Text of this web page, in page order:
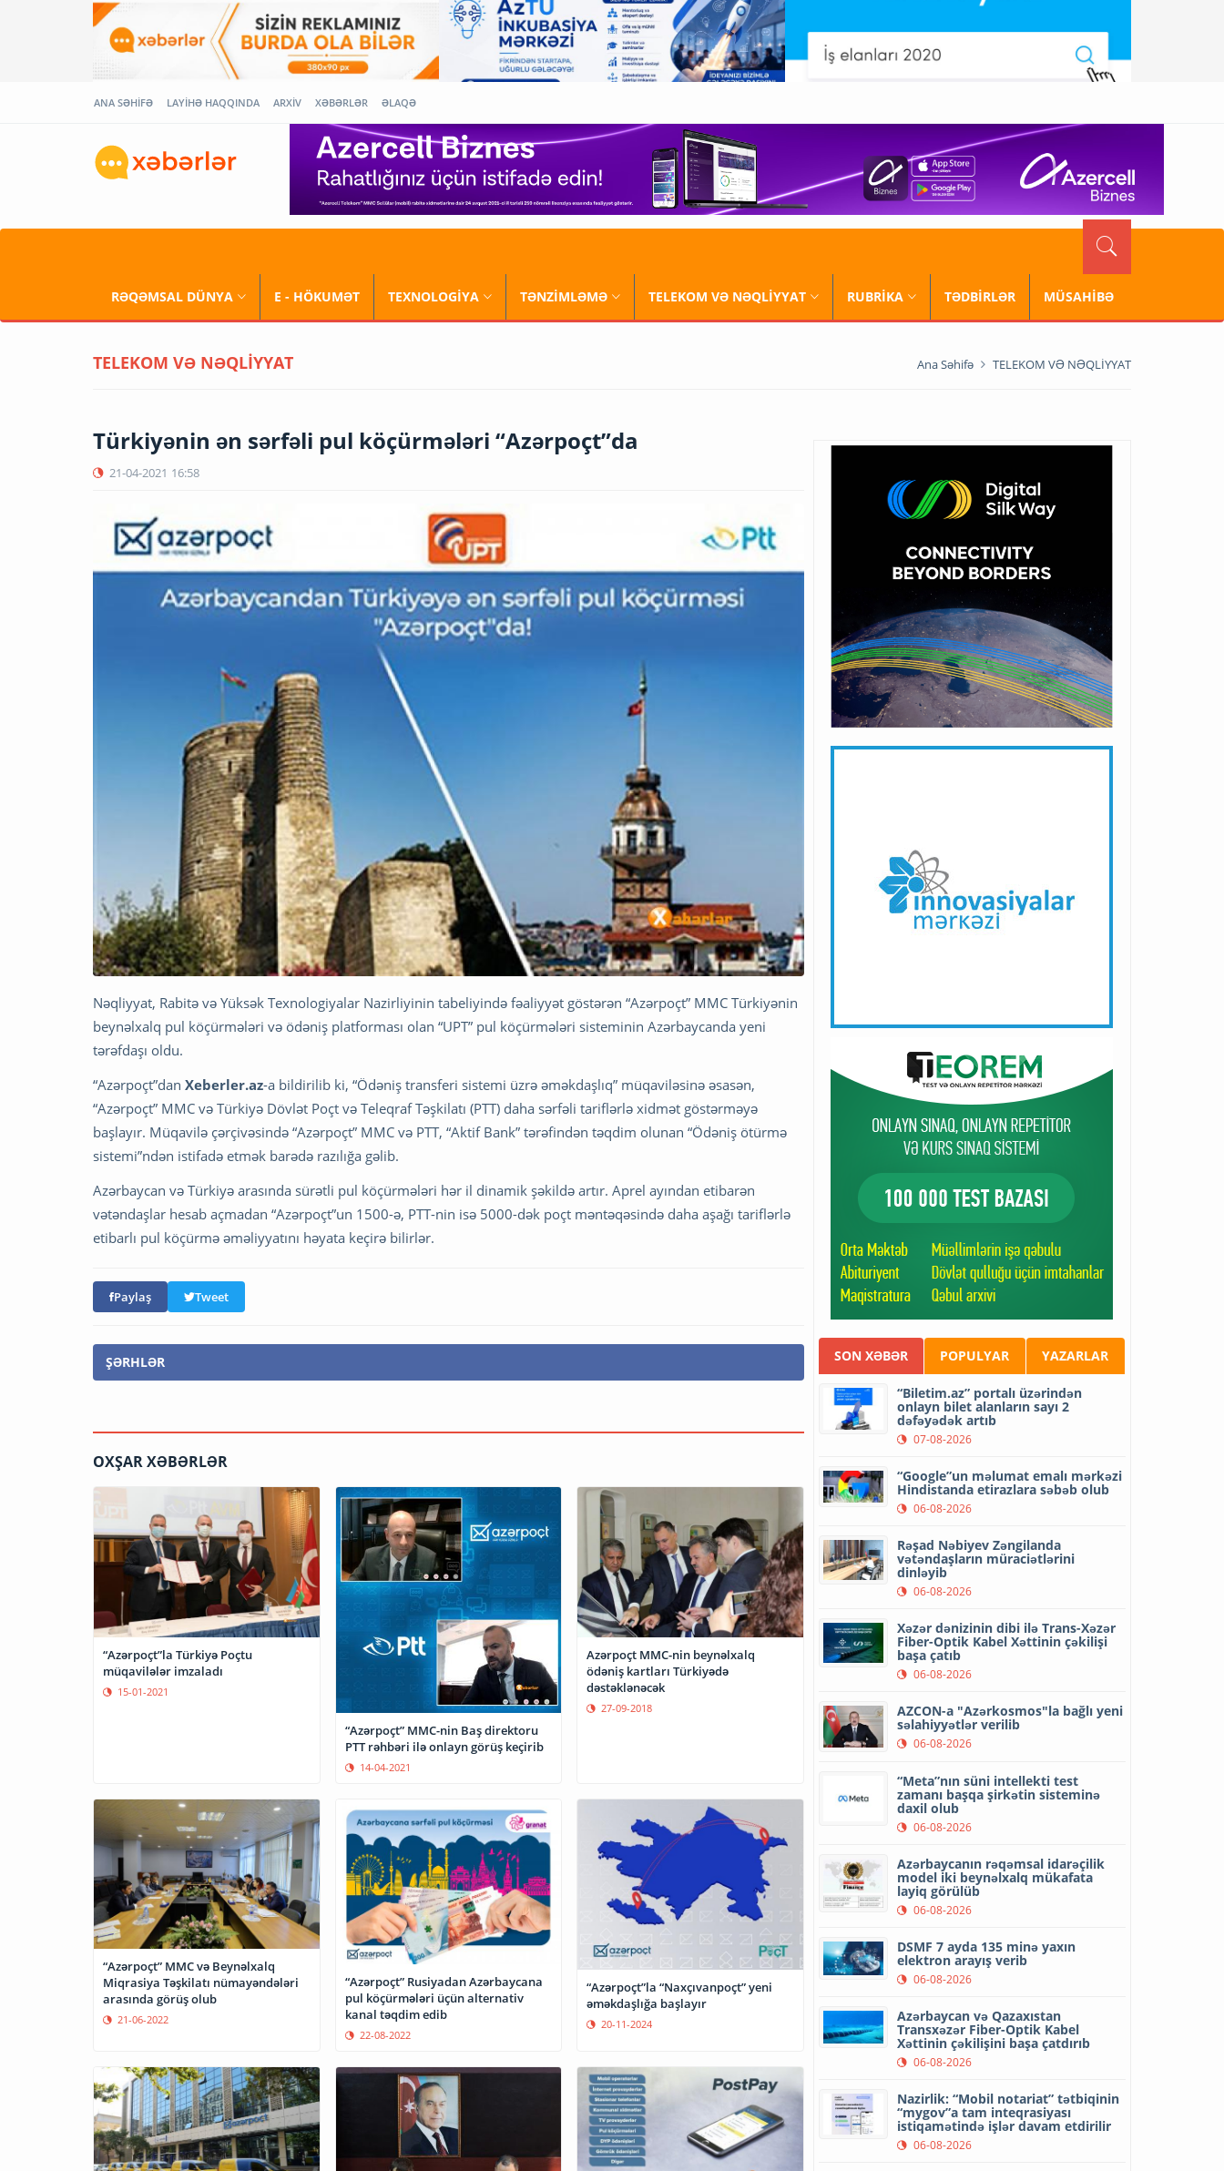
ANA SƏHİFƏ LAYİHƏ HAQQINDA ARXİV XƏBƏRLƏR ƏLAQƏ
RƏQƏMSAL DÜNYA E - HÖKUMƏT TEXNOLOGİYA TƏNZİMLƏMƏ TELEKOM VƏ NƏQLİYYAT RUBRİKA TƏDBİRLƏR MÜSAHİBƏ
TELEKOM VƏ NƏQLİYYAT Ana Səhifə TELEKOM VƏ NƏQLİYYAT
Türkiyənin ən sərfəli pul köçürmələri “Azərpoçt”da
21-04-2021 16:58
Nəqliyyat, Rabitə və Yüksək Texnologiyalar Nazirliyinin tabeliyində fəaliyyət göstərən “Azərpoçt” MMC Türkiyənin
beynəlxalq pul köçürmələri və ödəniş platforması olan “UPT” pul köçürmələri sisteminin Azərbaycanda yeni
tərəfdaşı oldu.
“Azərpoçt”dan Xeberler.az-a bildirilib ki, “Ödəniş transferi sistemi üzrə əməkdaşlıq” müqaviləsinə əsasən,
“Azərpoçt” MMC və Türkiyə Dövlət Poçt və Teleqraf Təşkilatı (PTT) daha sərfəli tariflərlə xidmət göstərməyə
başlayır. Müqavilə çərçivəsində “Azərpoçt” MMC və PTT, “Aktif Bank” tərəfindən təqdim olunan “Ödəniş ötürmə
sistemi”ndən istifadə etmək barədə razılığa gəlib.
Azərbaycan və Türkiyə arasında sürətli pul köçürmələri hər il dinamik şəkildə artır. Aprel ayından etibarən
vətəndaşlar hesab açmadan “Azərpoçt”un 1500-ə, PTT-nin isə 5000-dək poçt məntəqəsində daha aşağı tariflərlə
etibarlı pul köçürmə əməliyyatını həyata keçirə bilirlər.
Paylaş Tweet
ŞƏRHLƏR
OXŞAR XƏBƏRLƏR
“Azərpoçt”la Türkiyə Poçtu
müqavilələr imzaladı
15-01-2021
“Azərpoçt” MMC-nin Baş direktoru
PTT rəhbəri ilə onlayn görüş keçirib
14-04-2021
Azərpoçt MMC-nin beynəlxalq
ödəniş kartları Türkiyədə
dəstəklənəcək
27-09-2018
“Azərpoçt” MMC və Beynəlxalq
Miqrasiya Təşkilatı nümayəndələri
arasında görüş olub
21-06-2022
“Azərpoçt” Rusiyadan Azərbaycana
pul köçürmələri üçün alternativ
kanal təqdim edib
22-08-2022
“Azərpoçt”la “Naxçıvanpoçt” yeni
əməkdaşlığa başlayır
20-11-2024
SON XƏBƏR POPULYAR YAZARLAR
“Biletim.az” portalı üzərindən
onlayn bilet alanların sayı 2
dəfəyədək artıb
07-08-2026
“Google”un məlumat emalı mərkəzi
Hindistanda etirazlara səbəb olub
06-08-2026
Rəşad Nəbiyev Zəngilanda
vətəndaşların müraciətlərini
dinləyib
06-08-2026
Xəzər dənizinin dibi ilə Trans-Xəzər
Fiber-Optik Kabel Xəttinin çəkilişi
başa çatıb
06-08-2026
AZCON-a "Azərkosmos"la bağlı yeni
səlahiyyətlər verilib
06-08-2026
“Meta”nın süni intellekti test
zamanı başqa şirkətin sisteminə
daxil olub
06-08-2026
Azərbaycanın rəqəmsal idarəçilik
model iki beynəlxalq mükafata
layiq görülüb
06-08-2026
DSMF 7 ayda 135 minə yaxın
elektron arayış verib
06-08-2026
Azərbaycan və Qazaxıstan
Transxəzər Fiber-Optik Kabel
Xəttinin çəkilişini başa çatdırıb
06-08-2026
Nazirlik: “Mobil notariat” tətbiqinin
“mygov”a tam inteqrasiyası
istiqamətində işlər davam etdirilir
06-08-2026